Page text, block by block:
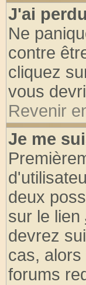
J'ai
Ne
contre
cliquez
vous
Revenir
Je me
deux
sur le lien
devrez
cas,
forums